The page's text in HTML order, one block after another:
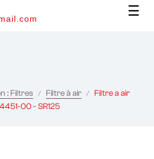
☰
: Filtres Filtre à air
Filtre a air
00 - SR125